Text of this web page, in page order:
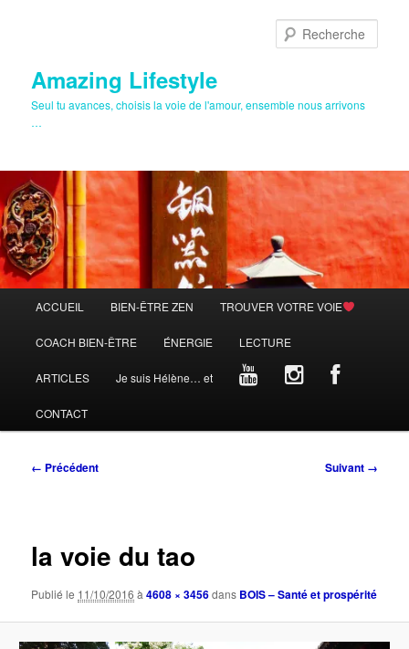
Amazing Lifestyle
Seul tu avances, choisis la voie de l'amour, ensemble nous arrivons
…
principal
ACCUEIL BIEN-ÊTRE ZEN TROUVER VOTRE VOIE
COACH BIEN-ÊTRE ÉNERGIE LECTURE
ARTICLES Je suis Hélène… et
CONTACT
Navigation
← Précédent Suivant →
la voie du tao
Publié le 11/10/2016 à4608 × 3456dans BOIS – Santé et prospérité